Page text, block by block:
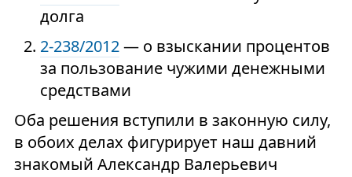
долга
2-238/2012— о взыскании процентов
за пользование чужими денежными
средствами
Оба решения вступили в законную силу,
в обоих делах фигурирует наш давний
знакомый Александр Валерьевич